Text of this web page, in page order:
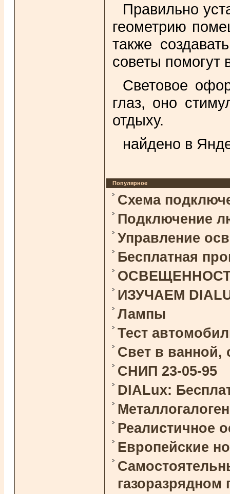
Правильно
геометрию
также
советы помогут
Световое
глаз, оно
отдыху.
найдено в
Популярное
Схема
Подключение
Управление
Бесплатная
ОСВЕЩЕННОСТЬ
ИЗУЧАЕМ
Лампы
Тест
Свет в ванной,
СНИП 23-05-95
DIALux:
Реалистичное
Европейские